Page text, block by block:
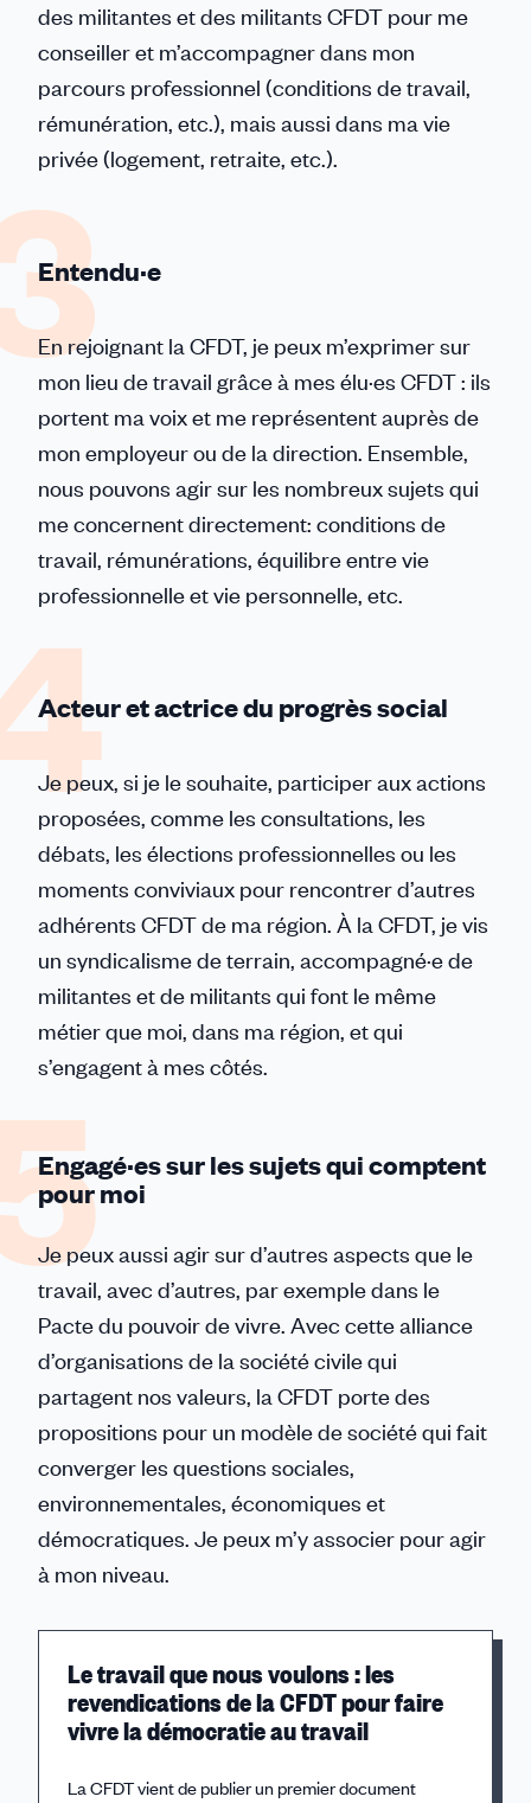
des militantes et des militants CFDT pour me
conseiller et m’accompagner dans mon
parcours professionnel (conditions de travail,
rémunération, etc.), mais aussi dans ma vie
privée (logement, retraite, etc.).
Entendu·e
En rejoignant la CFDT, je peux m’exprimer sur
mon lieu de travail grâce à mes élu·es CFDT : ils
portent ma voix et me représentent auprès de
mon employeur ou de la direction. Ensemble,
nous pouvons agir sur les nombreux sujets qui
me concernent directement: conditions de
travail, rémunérations, équilibre entre vie
professionnelle et vie personnelle, etc.
Acteur et actrice du progrès social
Je peux, si je le souhaite, participer aux actions
proposées, comme les consultations, les
débats, les élections professionnelles ou les
moments conviviaux pour rencontrer d’autres
adhérents CFDT de ma région. À la CFDT, je vis
un syndicalisme de terrain, accompagné·e de
militantes et de militants qui font le même
métier que moi, dans ma région, et qui
s’engagent à mes côtés.
Engagé·es sur les sujets qui comptent
pour moi
Je peux aussi agir sur d’autres aspects que le
travail, avec d’autres, par exemple dans le
Pacte du pouvoir de vivre. Avec cette alliance
d’organisations de la société civile qui
partagent nos valeurs, la CFDT porte des
propositions pour un modèle de société qui fait
converger les questions sociales,
environnementales, économiques et
démocratiques. Je peux m’y associer pour agir
à mon niveau.
Le travail que nous voulons : les
revendications de la CFDT pour faire
vivre la démocratie au travail
La CFDT vient de publier un premier document